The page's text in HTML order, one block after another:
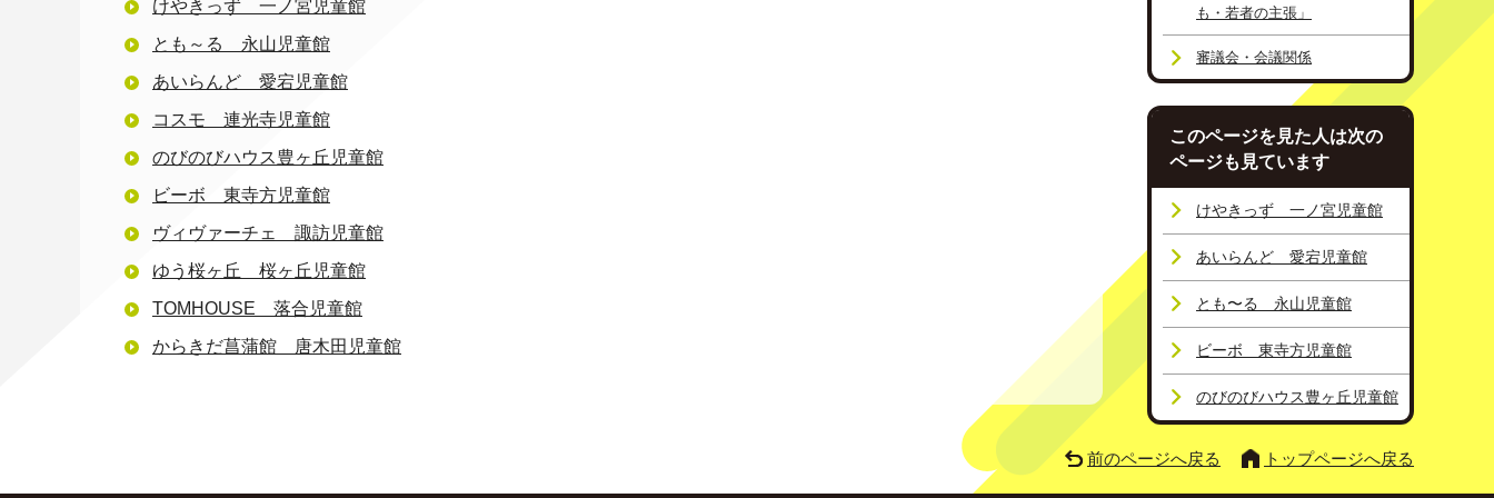
けやきっず 一ノ宮児童館
とも～る 永山児童館
あいらんど 愛宕児童館
コスモ 連光寺児童館
のびのびハウス豊ヶ丘児童館
ビーボ 東寺方児童館
ヴィヴァーチェ 諏訪児童館
ゆう桜ヶ丘 桜ヶ丘児童館
TOMHOUSE 落合児童館
からきだ菖蒲館 唐木田児童館
も・若者の主張」
審議会・会議関係
このページを見た人は次の
ページも見ています
けやきっず 一ノ宮児童館
あいらんど 愛宕児童館
とも〜る 永山児童館
ビーボ 東寺方児童館
のびのびハウス豊ヶ丘児童館
前のページへ戻る トップページへ戻る